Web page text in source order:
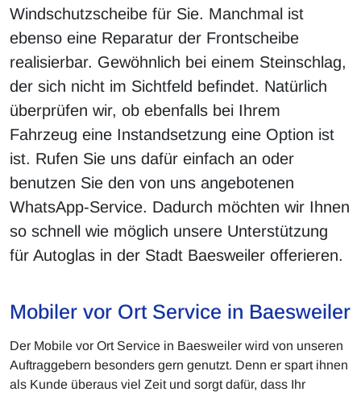
Windschutzscheibe für Sie. Manchmal ist
ebenso eine Reparatur der Frontscheibe
realisierbar. Gewöhnlich bei einem Steinschlag,
der sich nicht im Sichtfeld befindet. Natürlich
überprüfen wir, ob ebenfalls bei Ihrem
Fahrzeug eine Instandsetzung eine Option ist
ist. Rufen Sie uns dafür einfach an oder
benutzen Sie den von uns angebotenen
WhatsApp-Service. Dadurch möchten wir Ihnen
so schnell wie möglich unsere Unterstützung
für Autoglas in der Stadt Baesweiler offerieren.
Mobiler vor Ort Service in Baesweiler
Der Mobile vor Ort Service in Baesweiler wird von unseren
Auftraggebern besonders gern genutzt. Denn er spart ihnen
als Kunde überaus viel Zeit und sorgt dafür, dass Ihr